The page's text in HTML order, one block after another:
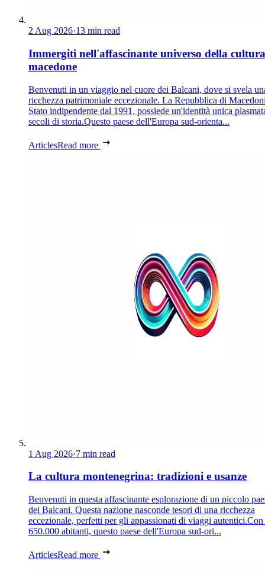
2 Aug 2026·13 min read
Immergiti nell'affascinante universo della cultura
macedone
Benvenuti in un viaggio nel cuore dei Balcani, dove si svela
ricchezza patrimoniale eccezionale. La Repubblica di
Stato indipendente dal 1991, possiede un'identità unica
secoli di storia.Questo paese dell'Europa sud-orienta...
ArticlesRead more
1 Aug 2026·7 min read
La cultura montenegrina: tradizioni e usanze
Benvenuti in questa affascinante esplorazione di un piccolo
dei Balcani. Questa nazione nasconde tesori di una ricchezza
eccezionale, perfetti per gli appassionati di viaggi
650.000 abitanti, questo paese dell'Europa sud-ori...
ArticlesRead more